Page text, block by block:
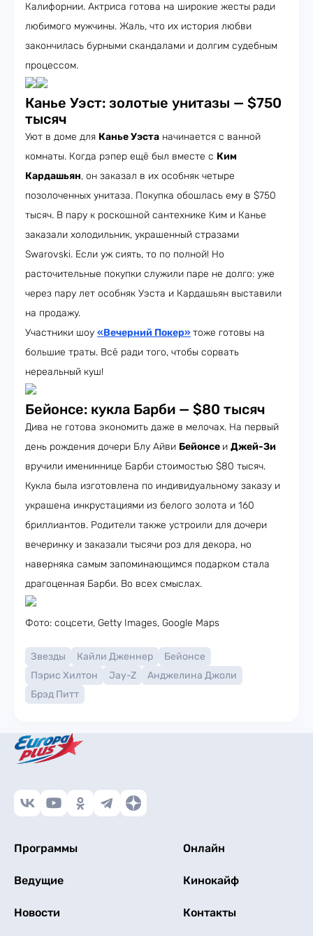
Калифорнии. Актриса готова на широкие жесты ради
любимого мужчины. Жаль, что их история любви
закончилась бурными скандалами и долгим судебным
процессом.
Канье Уэст: золотые унитазы — $750
тысяч
Уют в доме для Канье Уэста начинается с ванной
комнаты. Когда рэпер ещё был вместе с Ким
Кардашьян, он заказал в их особняк четыре
позолоченных унитаза. Покупка обошлась ему в $750
тысяч. В пару к роскошной сантехнике Ким и Канье
заказали холодильник, украшенный стразами
Swarovski. Если уж сиять, то по полной! Но
расточительные покупки служили паре не долго: уже
через пару лет особняк Уэста и Кардашьян выставили
на продажу.
Участники шоу «Вечерний Покер»тоже готовы на
большие траты. Всё ради того, чтобы сорвать
нереальный куш!
Бейонсе: кукла Барби — $80 тысяч
Дива не готова экономить даже в мелочах. На первый
день рождения дочери Блу Айви Бейонсе и Джей-Зи
вручили имениннице Барби стоимостью $80 тысяч.
Кукла была изготовлена ​​по индивидуальному заказу и
украшена инкрустациями из белого золота и 160
бриллиантов. Родители также устроили для дочери
вечеринку и заказали тысячи роз для декора, но
наверняка самым запоминающимся подарком стала
драгоценная Барби. Во всех смыслах.
Фото: соцсети, Getty Images, Google Maps
Звезды Кайли Дженнер
Бейонсе
Пэрис Хилтон
Jay-Z
Анджелина Джоли
Брэд Питт
Программы Онлайн
Ведущие Кинокайф
Новости Контакты